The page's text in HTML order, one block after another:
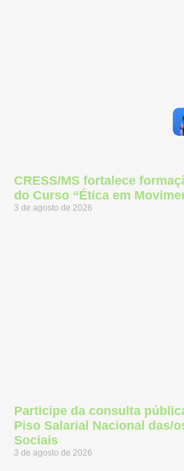
CRESS/MS fortalece
do Curso “Ética em
3 de agosto de 2026
Participe da consulta
Piso Salarial Nacional das/
Sociais
3 de agosto de 2026